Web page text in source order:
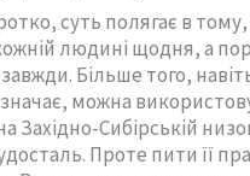
суть полягає в
людині щодня, а
Більше того,
можна
Західно-Сибірській
Проте пити її